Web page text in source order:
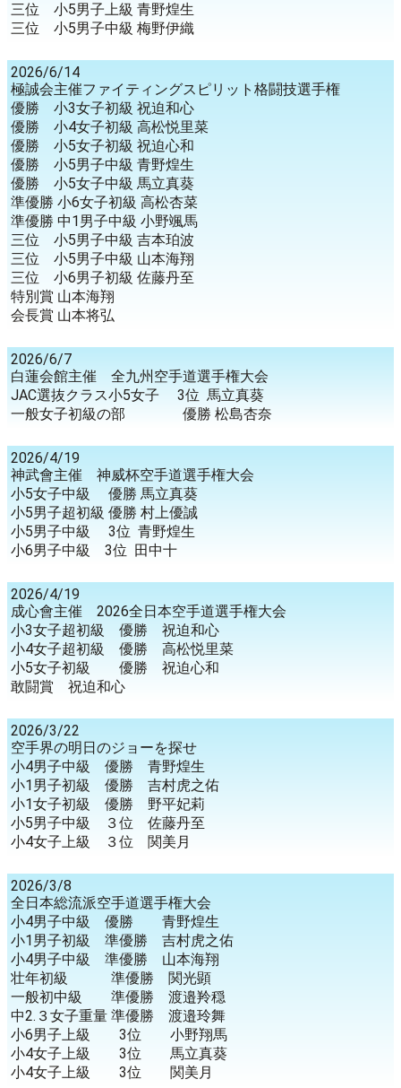
三位 小5男子上級 青野煌生
三位 小5男子中級 梅野伊織
2026/6/14
極誠会主催ファイティングスピリット格闘技選手権
優勝 小3女子初級 祝迫和心
優勝 小4女子初級 高松悦里菜
優勝 小5女子初級 祝迫心和
優勝 小5男子中級 青野煌生
優勝 小5女子中級 馬立真葵
準優勝 小6女子初級 高松杏菜
準優勝 中1男子中級 小野颯馬
三位 小5男子中級 吉本珀波
三位 小5男子中級 山本海翔
三位 小6男子初級 佐藤丹至
特別賞 山本海翔
会長賞 山本将弘
2026/6/7
白蓮会館主催 全九州空手道選手権大会
JAC選抜クラス小5女子 3位 馬立真葵
一般女子初級の部 優勝 松島杏奈
2026/4/19
神武會主催 神威杯空手道選手権大会
小5女子中級 優勝 馬立真葵
小5男子超初級 優勝 村上優誠
小5男子中級 3位 青野煌生
小6男子中級 3位 田中十
2026/4/19
成心會主催 2026全日本空手道選手権大会
小3女子超初級 優勝 祝迫和心
小4女子超初級 優勝 高松悦里菜
小5女子初級 優勝 祝迫心和
敢闘賞 祝迫和心
2026/3/22
空手界の明日のジョーを探せ
小4男子中級 優勝 青野煌生
小1男子初級 優勝 吉村虎之佑
小1女子初級 優勝 野平妃莉
小5男子中級 ３位 佐藤丹至
小4女子上級 ３位 関美月
2026/3/8
全日本総流派空手道選手権大会
小4男子中級 優勝 青野煌生
小1男子初級 準優勝 吉村虎之佑
小4男子中級 準優勝 山本海翔
壮年初級 準優勝 関光顕
一般初中級 準優勝 渡邉羚穏
中2.３女子重量 準優勝 渡邉玲舞
小6男子上級 3位 小野翔馬
小4女子上級 3位 馬立真葵
小4女子上級 3位 関美月